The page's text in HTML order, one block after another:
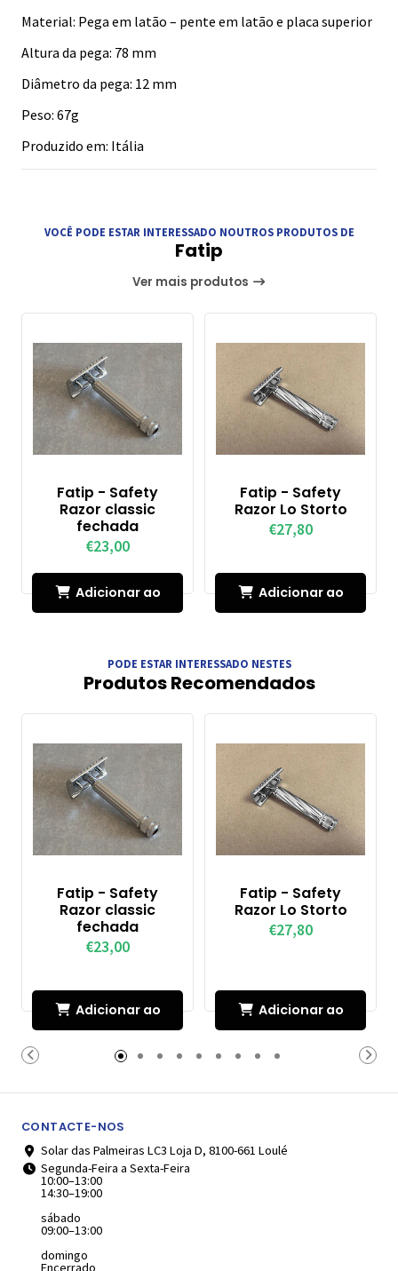
Material: Pega em latão – pente em latão e placa superior
Altura da pega: 78 mm
Diâmetro da pega: 12 mm
Peso: 67g
Produzido em: Itália
VOCÊ PODE ESTAR INTERESSADO NOUTROS PRODUTOS DE
Fatip
Ver mais produtos
Fatip - Safety
Razor classic
fechada
€23,00
Adicionar ao
Fatip - Safety
Razor Lo Storto
€27,80
Adicionar ao
PODE ESTAR INTERESSADO NESTES
Produtos Recomendados
Fatip - Safety
Razor classic
fechada
€23,00
Adicionar ao
Carrinho
Fatip - Safety
Razor Lo Storto
€27,80
Adicionar ao
Carrinho
CONTACTE-NOS
Solar das Palmeiras LC3 Loja D, 8100-661 Loulé
Segunda-Feira a Sexta-Feira
10:00–13:00
14:30–19:00
sábado
09:00–13:00
domingo
Encerrado